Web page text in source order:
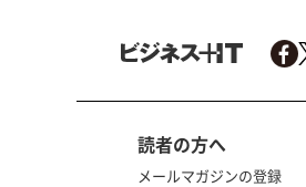
読者の方へ
メールマガジンの登録